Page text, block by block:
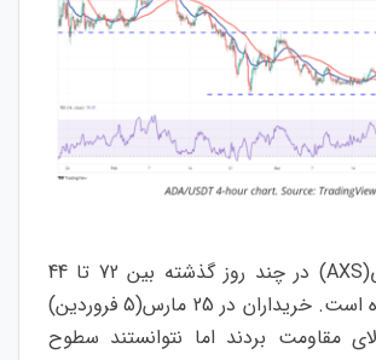
اکسی اینفینیتی(AXS) در چند روز گذشته بین 72 تا 44
دلار معامله شده است. خریداران در 25 مارس(5 فروردین)
مقاومت بردند اما نتوانستند سطوح